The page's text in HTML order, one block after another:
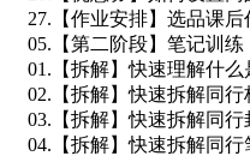
27.【作业安排】选品课后
05.【第二阶段】笔记训练
01.【拆解】快速理解什么
02.【拆解】快速拆解同行
03.【拆解】快速拆解同行
04.【拆解】快速拆解同行